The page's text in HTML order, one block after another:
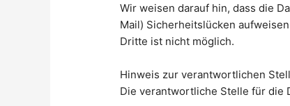
Wir weisen darauf hin, dass die
Mail) Sicherheitslücken
Dritte ist nicht möglich.
Hinweis zur verantwortlichen
Die verantwortliche Stelle für die